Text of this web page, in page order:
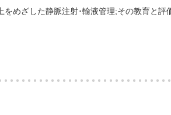
めざした静脈注射･輸液管理;その教育と